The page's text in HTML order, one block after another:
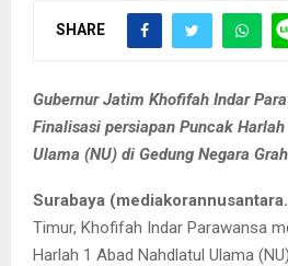
SHARE
Gubernur Jatim Khofifah Indar
Finalisasi persiapan Puncak
Ulama (NU) di Gedung Negara
Surabaya
Timur, Khofifah Indar Parawansa
Harlah 1 Abad Nahdlatul Ulama